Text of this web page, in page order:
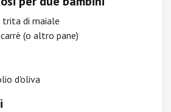
di maiale
(o altro pane)
d'oliva